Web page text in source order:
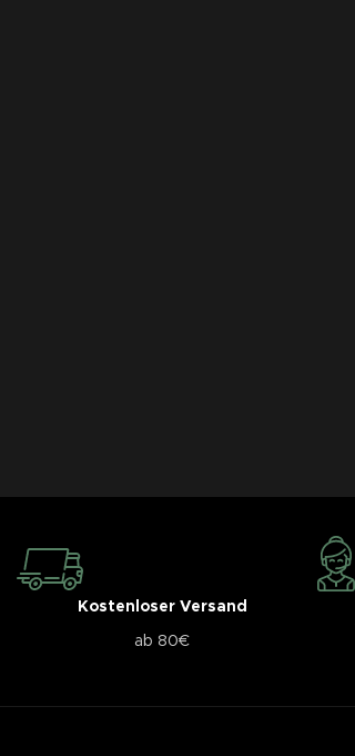
Kostenloser Versand
ab 80€